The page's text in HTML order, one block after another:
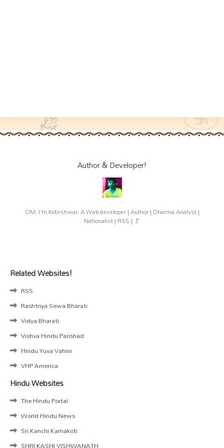
Author & Developer!
OM: I'm Koteshwar, A Web developer | Author | Dharma Analyst |
Nationalist | RSS | 🚩
Related Websites!
RSS
Rashtriya Sewa Bharati
Vidya Bharati
Vishva Hindu Parishad
Hindu Yuva Vahini
VHP America
Hindu Websites
The Hindu Portal
World Hindu News
Sri Kanchi Kamakoti